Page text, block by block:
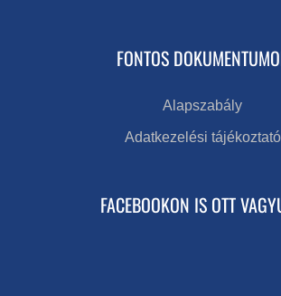
FONTOS
Alapszabály
Adatkezelési tájékoztató
FACEBOOKON IS OTT